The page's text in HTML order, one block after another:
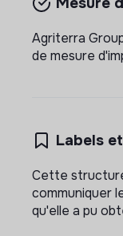
Agriterra
de mesure
Labels
Cette
communiquer
qu'elle a pu